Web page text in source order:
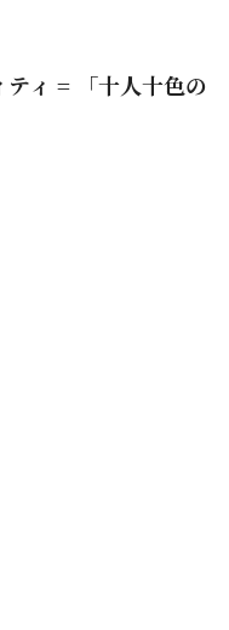
ィ = 「十人十色の